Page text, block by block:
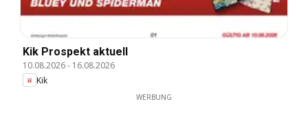
Kik Prospekt aktuell
10.08.2026- 16.08.2026
Kik
WERBUNG